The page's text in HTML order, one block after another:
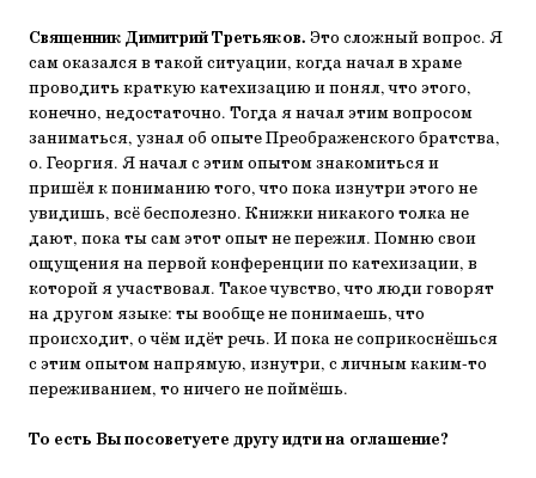
Священник Димитрий Третьяков. Это сложный вопрос. Я
сам оказался в такой ситуации, когда начал в храме
проводить краткую катехизацию и понял, что этого,
конечно, недостаточно. Тогда я начал этим вопросом
заниматься, узнал об опыте Преображенского братства,
о. Георгия. Я начал с этим опытом знакомиться и
пришёл к пониманию того, что пока изнутри этого не
увидишь, всё бесполезно. Книжки никакого толка не
дают, пока ты сам этот опыт не пережил. Помню свои
ощущения на первой конференции по катехизации, в
которой я участвовал. Такое чувство, что люди говорят
на другом языке: ты вообще не понимаешь, что
происходит, о чём идёт речь. И пока не соприкоснёшься
с этим опытом напрямую, изнутри, с личным каким-то
переживанием, то ничего не поймёшь.
То есть Вы посоветуете другу идти на оглашение?